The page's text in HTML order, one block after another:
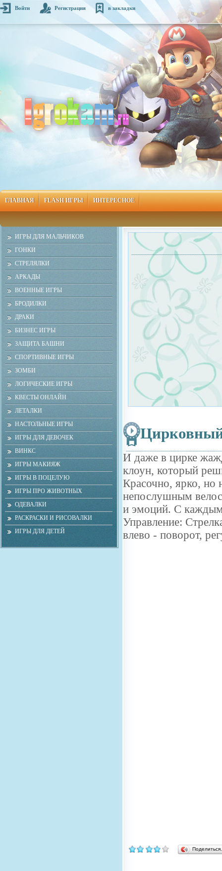
Войти Регистрация в закладки
ГЛАВНАЯ FLASH ИГРЫ ИНТЕРЕСНОЕ
ИГРЫ ДЛЯ МАЛЬЧИКОВ
ГОНКИ
СТРЕЛЯЛКИ
АРКАДЫ
ВОЕННЫЕ ИГРЫ
БРОДИЛКИ
ДРАКИ
БИЗНЕС ИГРЫ
ЗАЩИТА БАШНИ
СПОРТИВНЫЕ ИГРЫ
ЗОМБИ
ЛОГИЧЕСКИЕ ИГРЫ
КВЕСТЫ ОНЛАЙН
ЛЕТАЛКИ
НАСТОЛЬНЫЕ ИГРЫ
ИГРЫ ДЛЯ ДЕВОЧЕК
ВИНКС
ИГРЫ МАКИЯЖ
ИГРЫ В ПОЦЕЛУЮ
ИГРЫ ПРО ЖИВОТНЫХ
ОДЕВАЛКИ
РАСКРАСКИ И РИСОВАЛКИ
ИГРЫ ДЛЯ ДЕТЕЙ
И даже в цирке
клоун, который
Красочно, ярко, но
непослушным
и эмоций. С каждым
Управление:
влево - поворот,